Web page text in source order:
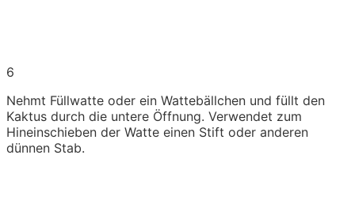
6
Nehmt Füllwatte oder ein Wattebällchen und füllt den
Kaktus durch die untere Öffnung. Verwendet zum
Hineinschieben der Watte einen Stift oder anderen
dünnen Stab.